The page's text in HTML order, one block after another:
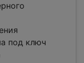
под ключ